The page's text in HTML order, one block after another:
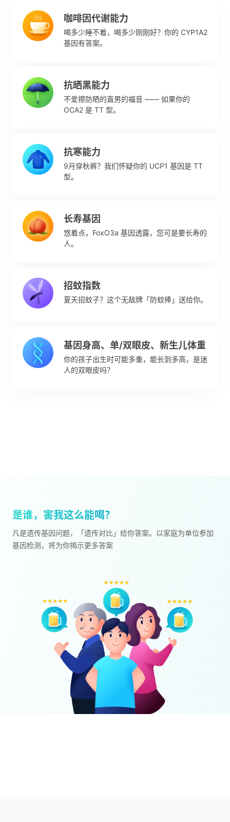
咖啡因代谢能力
喝多少睡不着，喝多少刚刚好？你的 CYP1A2
基因有答案。
抗晒黑能力
不爱擦防晒的直男的福音 —— 如果你的
OCA2 是 TT 型。
抗寒能力
9月穿秋裤？我们怀疑你的 UCP1 基因是 TT
型。
长寿基因
悠着点，FoxO3a 基因透露，您可是要长寿的
人。
招蚊指数
夏天招蚊子？这个无敌牌「防蚊棒」送给你。
基因身高、单/双眼皮、新生儿体重
你的孩子出生时可能多重，能长到多高，是迷
人的双眼皮吗？
是谁，害我这么能喝？
凡是遗传基因问题，「遗传对比」给你答案。以家庭为单位参加
基因检测，将为你揭示更多答案